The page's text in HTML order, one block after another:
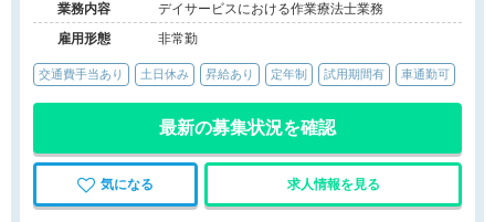
業務内容
デイサービスにおける作業療法士業務
雇用形態
非常勤
交通費手当あり 土日休み 昇給あり 定年制 試用期間有 車通勤可
最新の募集状況を確認
気になる 求人情報を見る